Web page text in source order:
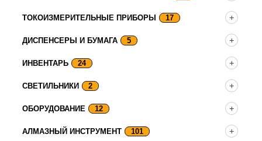
ТОКОИЗМЕРИТЕЛЬНЫЕ ПРИБОРЫ 17
ДИСПЕНСЕРЫ И БУМАГА 5
ИНВЕНТАРЬ 24
СВЕТИЛЬНИКИ 2
ОБОРУДОВАНИЕ 12
АЛМАЗНЫЙ ИНСТРУМЕНТ 101